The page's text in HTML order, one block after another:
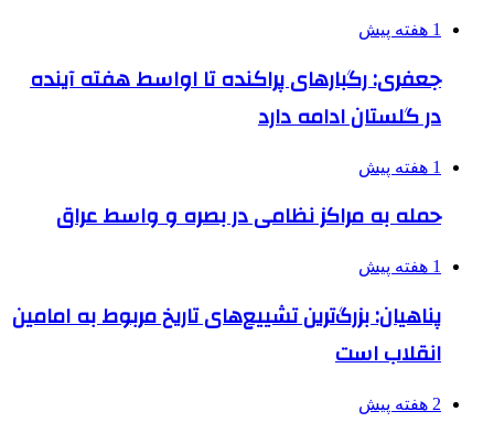
1 هفته پیش
جعفری: رگبارهای پراکنده تا اواسط هفته آینده
در گلستان ادامه دارد
1 هفته پیش
حمله به مراکز نظامی در بصره و واسط عراق
1 هفته پیش
پناهیان: بزرگ‌ترین تشییع‌های تاریخ مربوط به امامین
انقلاب است
2 هفته پیش